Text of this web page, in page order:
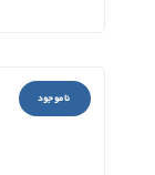
ناموجود